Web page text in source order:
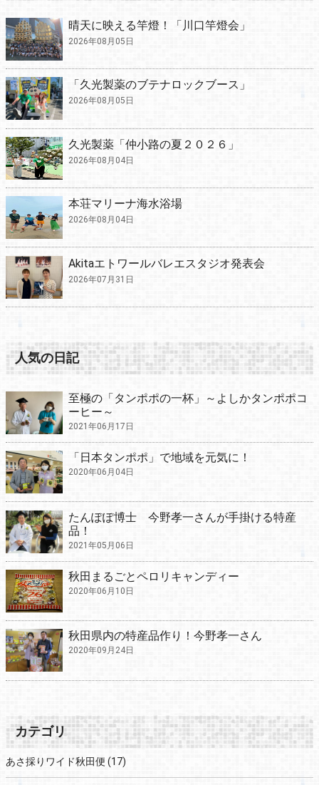
晴天に映える竿燈！「川口竿燈会」
2026年08月05日
「久光製薬のブテナロックブース」
2026年08月05日
久光製薬「仲小路の夏２０２６」
2026年08月04日
本荘マリーナ海水浴場
2026年08月04日
Akitaエトワールバレエスタジオ発表会
2026年07月31日
人気の日記
至極の「タンポポの一杯」～よしかタンポポコ
ーヒー～
2021年06月17日
「日本タンポポ」で地域を元気に！
2020年06月04日
たんぽぽ博士 今野孝一さんが手掛ける特産
品！
2021年05月06日
秋田まるごとペロリキャンディー
2020年06月10日
秋田県内の特産品作り！今野孝一さん
2020年09月24日
カテゴリ
あさ採りワイド秋田便 (17)